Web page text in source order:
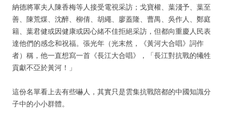
納德將軍夫人陳香梅等人接受電視采訪；戈寶權、葉淺予、葉至
善、陳荒煤、沈醉、柳倩、胡繩、廖蓋隆、曹禺、吳作人、鄭庭
籍、葉君健或因健康或因心緒不佳拒絕采訪，但都向重慶人民表
達他們的感念和祝福。張光年（光末然，《黃河大合唱》詞作
者）稱，他一直想寫一首《長江大合唱》，「長江對抗戰的犧牲
貢獻不亞於黃河！」
這份名單看上去有些嚇人，其實只是雲集抗戰陪都的中國知識分
子中的小小群體。